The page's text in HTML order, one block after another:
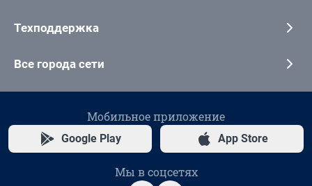
Техподдержка
Все города сети
Мобильное приложение
Google Play App Store
Мы в соцсетях